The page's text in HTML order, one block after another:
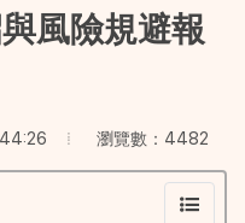
風險規避報
瀏覽數：4482